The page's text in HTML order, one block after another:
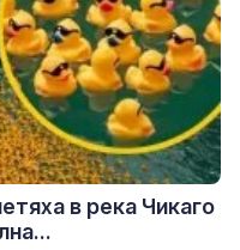
в река Чикаго